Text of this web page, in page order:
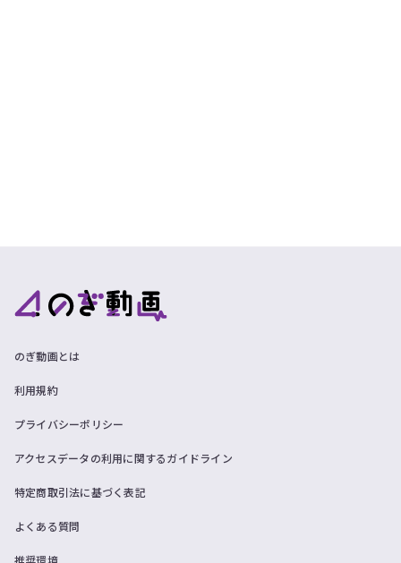
のぎ動画とは
利用規約
プライバシーポリシー
アクセスデータの利用に関するガイドライン
特定商取引法に基づく表記
よくある質問
推奨環境